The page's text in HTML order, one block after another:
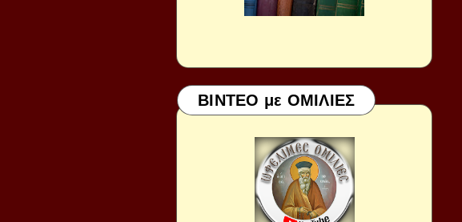
ΒΙΝΤΕΟ με ΟΜΙΛΙΕΣ